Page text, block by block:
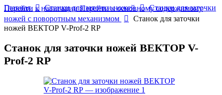
Перейти к навигацииПерейти к основному содержимому
Главная Станки для заточки ножей
Станки для заточки
ножей с поворотным механизмом
Станок для заточки
ножей ВЕКТОР V-Prof-2 RP
Станок для заточки ножей ВЕКТОР V-
Prof-2 RP